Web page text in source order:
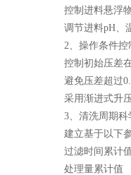
控制进料悬浮物
调节进料pH、
2、操作条件控
控制初始压差在
避免压差超过
采用渐进式升压
3、清洗周期科
建立基于以下参
过滤时间累计
处理量累计值